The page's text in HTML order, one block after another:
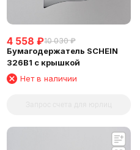
4 558 ₽10 030 ₽
Бумагодержатель SCHEIN
326B1 с крышкой
Нет в наличии